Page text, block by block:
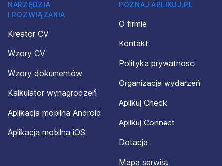
NARZĘDZIA
I ROZWIĄZANIA
Kreator CV
Wzory CV
Wzory dokumentów
Kalkulator wynagrodzeń
Aplikacja mobilna Android
Aplikacja mobilna iOS
POZNAJ APLIKUJ.PL
O firmie
Kontakt
Polityka prywatności
Organizacja wydarzeń
Aplikuj Check
Aplikuj Connect
Dotacja
Mapa serwisu